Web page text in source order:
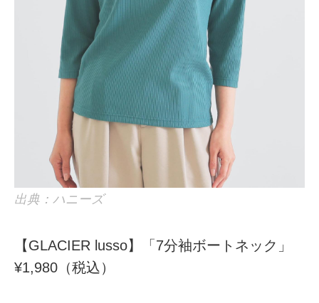
出典：ハニーズ
【GLACIER lusso】「7分袖ボートネック」
¥1,980（税込）